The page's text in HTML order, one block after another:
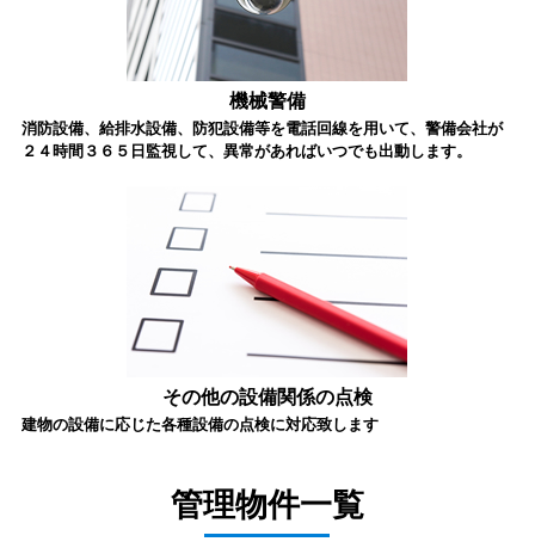
機械警備
消防設備、給排水設備、防犯設備等を電話回線を用いて、警備会社が
２４時間３６５日監視して、異常があればいつでも出動します。
その他の設備関係の点検
建物の設備に応じた各種設備の点検に対応致します
管理物件一覧